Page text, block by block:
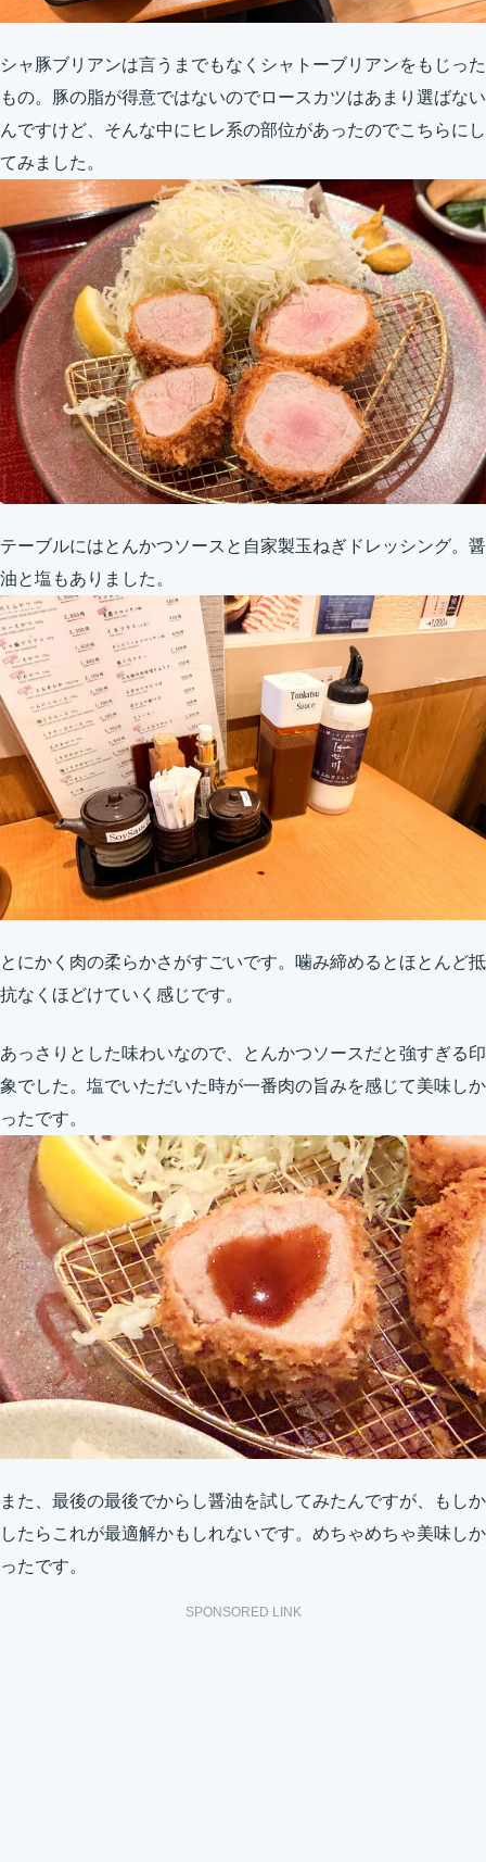
シャ豚ブリアンは言うまでもなくシャトーブリアンをもじった
もの。豚の脂が得意ではないのでロースカツはあまり選ばない
んですけど、そんな中にヒレ系の部位があったのでこちらにし
てみました。
テーブルにはとんかつソースと自家製玉ねぎドレッシング。醤
油と塩もありました。
とにかく肉の柔らかさがすごいです。噛み締めるとほとんど抵
抗なくほどけていく感じです。
あっさりとした味わいなので、とんかつソースだと強すぎる印
象でした。塩でいただいた時が一番肉の旨みを感じて美味しか
ったです。
また、最後の最後でからし醤油を試してみたんですが、もしか
したらこれが最適解かもしれないです。めちゃめちゃ美味しか
ったです。
SPONSORED LINK